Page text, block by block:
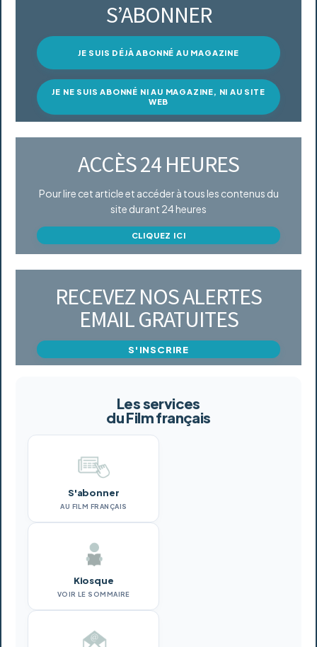
S’ABONNER
JE SUIS DÉJÀ ABONNÉ AU MAGAZINE
JE NE SUIS ABONNÉ NI AU MAGAZINE, NI AU SITE
WEB
ACCÈS 24 HEURES
Pour lire cet article et accéder à tous les contenus du
site durant 24 heures
CLIQUEZ ICI
RECEVEZ NOS ALERTES
EMAIL GRATUITES
S'INSCRIRE
Les services
du Film français
S'abonner
AU FILM FRANÇAIS
Kiosque
VOIR LE SOMMAIRE